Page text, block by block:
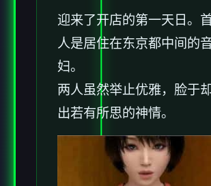
迎来了开店的第一天日。
人是居住在东京都中间的
妇。
两人虽然举止优雅，脸于
出若有所思的神情。